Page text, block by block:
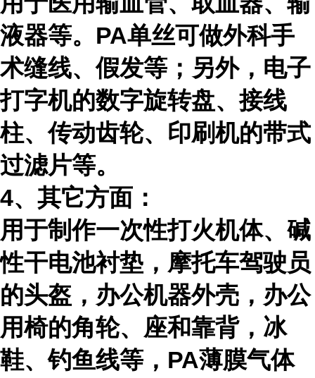
液器等。 PA单丝可做外科手
术缝线、假发等；另外，电子
打字机的数字旋转盘、接线
柱、传动齿轮、印刷机的带式
过滤片等。
4、其它方面：
用于制作一次性打火机体、碱
性干电池衬垫，摩托车驾驶员
的头盔，办公机器外壳，办公
用椅的角轮、座和靠背，冰
鞋、钓鱼线等， PA薄膜气体